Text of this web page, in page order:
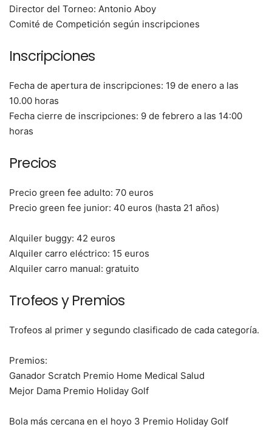
Director del Torneo: Antonio Aboy
Comité de Competición según inscripciones
Inscripciones
Fecha de apertura de inscripciones: 19 de enero a las
10.00 horas
Fecha cierre de inscripciones: 9 de febrero a las 14:00
horas
Precios
Precio green fee adulto: 70 euros
Precio green fee junior: 40 euros (hasta 21 años)
Alquiler buggy: 42 euros
Alquiler carro eléctrico: 15 euros
Alquiler carro manual: gratuito
Trofeos y Premios
Trofeos al primer y segundo clasificado de cada categoría.
Premios:
Ganador Scratch Premio Home Medical Salud
Mejor Dama Premio Holiday Golf
Bola más cercana en el hoyo 3 Premio Holiday Golf